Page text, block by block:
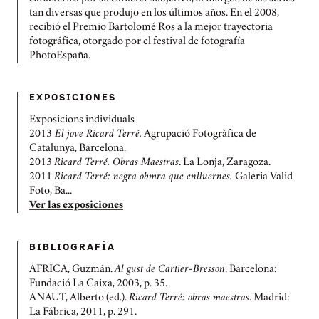
tan diversas que produjo en los últimos años. En el 2008,
recibió el Premio Bartolomé Ros a la mejor trayectoria
fotográfica, otorgado por el festival de fotografía
PhotoEspaña.
EXPOSICIONES
Exposicions individuals
2013 El jove Ricard Terré. Agrupació Fotogràfica de
Catalunya, Barcelona.
2013 Ricard Terré. Obras Maestras. La Lonja, Zaragoza.
2011 Ricard Terré: negra obmra que enlluernes. Galeria Valid
Foto, Ba...
Ver las exposiciones
BIBLIOGRAFÍ­A
ÀFRICA, Guzmán.Al gust de Cartier-Bresson. Barcelona:
Fundació La Caixa, 2003, p. 35.
ANAUT, Alberto (ed.). Ricard Terré: obras maestras. Madrid:
La Fábrica, 2011, p. 291.